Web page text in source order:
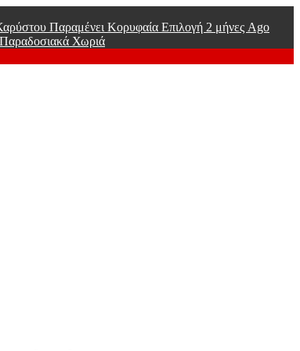
Παραμένει Κορυφαία Επιλογή 2 μήνες Ago
Χωριά